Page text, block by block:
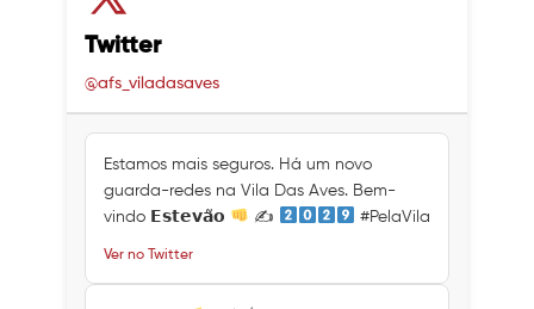
Twitter
@afs_viladasaves
Estamos mais seguros. Há um novo
guarda-redes na Vila Das Aves. Bem-
vindo 𝗘𝘀𝘁𝗲𝘃𝗮̃𝗼
✍ #PelaVila
Ver no Twitter